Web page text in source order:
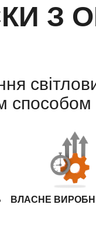
З
способом
ВЛАСНЕ